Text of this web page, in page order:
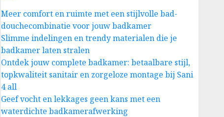
Meer comfort en ruimte met een stijlvolle bad-
douchecombinatie voor jouw badkamer
Slimme indelingen en trendy materialen die je
badkamer laten stralen
Ontdek jouw complete badkamer: betaalbare stijl,
topkwaliteit sanitair en zorgeloze montage bij Sani
4 all
Geef vocht en lekkages geen kans met een
waterdichte badkamerafwerking